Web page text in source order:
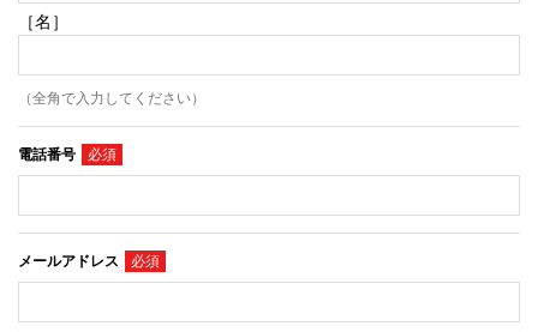
［名］
（全角で入力してください）
電話番号
メールアドレス